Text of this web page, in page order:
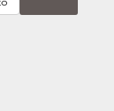
dei miei dati